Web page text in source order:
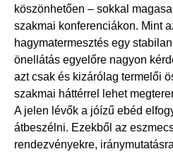
köszönhetően – sokkal
szakmai konferenciákon. Mint
hagymatermesztés egy
önellátás egyelőre nagyon
azt csak és kizárólag termelői
szakmai háttérrel lehet
A jelen lévők a jóízű ebéd
átbeszélni. Ezekből az
rendezvényekre,